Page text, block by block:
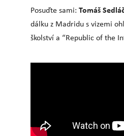
Posuďte sami: Tomáš
dálku z Madridu s vizemi
školství a “Republic of the